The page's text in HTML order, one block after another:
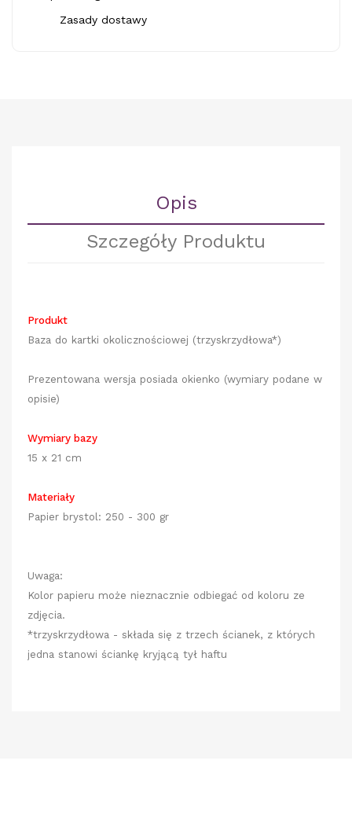
Zasady dostawy
Opis
Szczegóły Produktu
Produkt
Baza do kartki okolicznościowej (trzyskrzydłowa*)
Prezentowana wersja posiada okienko (wymiary podane w
opisie)
Wymiary bazy
15 x 21 cm
Materiały
Papier brystol: 250 - 300 gr
Uwaga:
Kolor papieru może nieznacznie odbiegać od koloru ze
zdjęcia.
*trzyskrzydłowa - składa się z trzech ścianek, z których
jedna stanowi ściankę kryjącą tył haftu